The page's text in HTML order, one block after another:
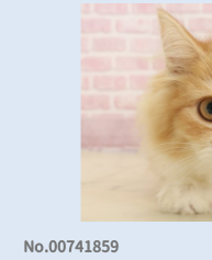
No.00741859